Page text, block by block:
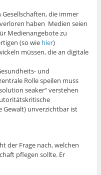
Gesellschaften, die immer
verloren haben Medien seien
Medienangebote zu
(so wie hier)
müssen, die an digitale
und
Rolle speilen muss
seaker“ verstehen
unverzichtbar ist
der Frage nach, welchen
pflegen sollte. Er